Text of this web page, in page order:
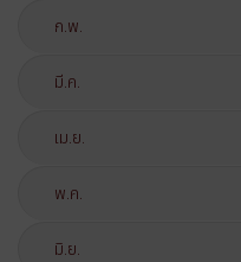
ก.พ.
มี.ค.
เม.ย.
พ.ค.
มิ.ย.